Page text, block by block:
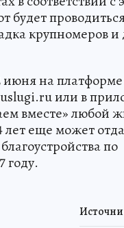
будет
крупномеров и
на платформе
или в
вместе» любой
лет еще может
по
году.